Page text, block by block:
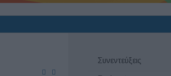
Συνεντεύξεις